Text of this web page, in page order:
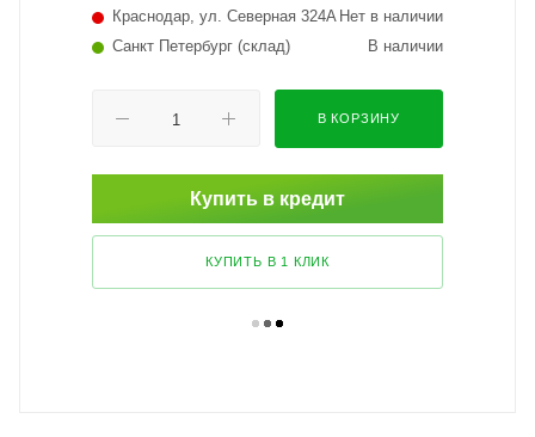
Краснодар, ул. Северная 324А Нет в наличии
Санкт Петербург (склад) В наличии
В КОРЗИНУ
Купить в кредит
КУПИТЬ В 1 КЛИК